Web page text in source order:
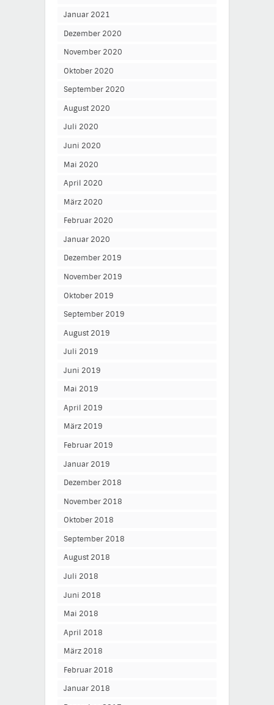
Januar 2021
Dezember 2020
November 2020
Oktober 2020
September 2020
August 2020
Juli 2020
Juni 2020
Mai 2020
April 2020
März 2020
Februar 2020
Januar 2020
Dezember 2019
November 2019
Oktober 2019
September 2019
August 2019
Juli 2019
Juni 2019
Mai 2019
April 2019
März 2019
Februar 2019
Januar 2019
Dezember 2018
November 2018
Oktober 2018
September 2018
August 2018
Juli 2018
Juni 2018
Mai 2018
April 2018
März 2018
Februar 2018
Januar 2018